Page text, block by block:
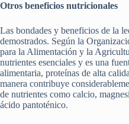
Otros beneficios nutricionales
Las bondades y beneficios de la
demostrados. Según la
para la Alimentación y la
nutrientes esenciales y es una
alimentaria, proteínas de alta
manera contribuye
de nutrientes como calcio,
ácido pantoténico.